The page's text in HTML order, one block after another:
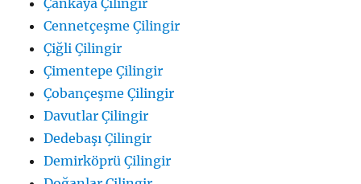
Çankaya Çilingir
Cennetçeşme Çilingir
Çiğli Çilingir
Çimentepe Çilingir
Çobançeşme Çilingir
Davutlar Çilingir
Dedebaşı Çilingir
Demirköprü Çilingir